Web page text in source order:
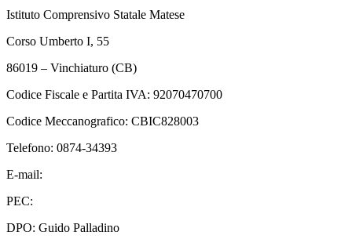
Istituto Comprensivo Statale Matese
Corso Umberto I, 55
86019 – Vinchiaturo (CB)
Codice Fiscale e Partita IVA: 92070470700
Codice Meccanografico: CBIC828003
Telefono: 0874-34393
E-mail:
PEC:
DPO: Guido Palladino